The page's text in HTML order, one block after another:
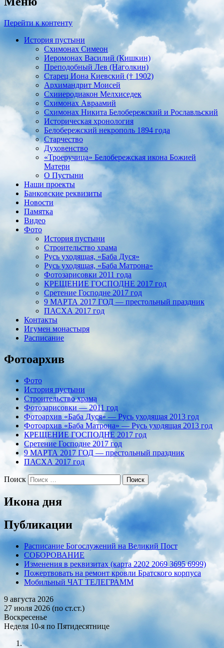
Перейти к контенту
История пустыни
Схимонах Симеон
Иеромонах Василий (Кишкин)
Преподобный Лев (Наголкин)
Старец Иона Киевский († 1902)
Архимандрит Моисей
Схииеродиакон Мелхиседек
Схимонах Авраамий
Cхимонах Никита Белобережский и Рославльский
Историческая хронология
Белобережский некрополь 1894 года
Старчество
Духовенство
«Троеручица» Белобережская икона Божией
Матери
О Пустыни
Наши проекты
Банковские реквизиты
Новости
Памятка
Видео
Фото
История пустыни
Строительство храма
Русь уходящая, «Баба Дуся»
Русь уходящая, «Баба Матрона»
Фотозарисовки 2011 года
КРЕЩЕНИЕ ГОСПОДНЕ 2017 год
Сретение Господне 2017 год
9 МАРТА 2017 ГОД — престольный праздник
ПАСХА 2017 год
Контакты
Игумен монастыря
Расписание
Фотоархив
Фото
История пустыни
Строительство храма
Фотозарисовки — 2011 год
Фотоархив «Баба Дуся» — Русь уходящая 2013 год
Фотоархив «Баба Матрона» — Русь уходящая 2013 год
КРЕЩЕНИЕ ГОСПОДНЕ 2017 год
Сретение Господне 2017 год
9 МАРТА 2017 ГОД — престольный праздник
ПАСХА 2017 год
Поиск
Икона дня
Публикации
Расписание Богослужений на Великий Пост
СОБОРОВАНИЕ
Изменения в реквизитах (карта 2202 2069 3695 6999)
Пожертвовать на ремонт кровли Братского корпуса
Мобильный ЧАТ ТЕЛЕГРАММ
9 августа 2026
27 июля 2026 (по ст.ст.)
Воскресенье
Неделя 10-я по Пятидесятнице